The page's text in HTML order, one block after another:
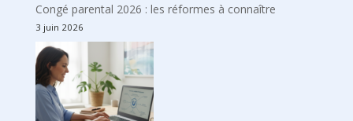
Congé parental 2026 : les réformes à connaître
3 juin 2026